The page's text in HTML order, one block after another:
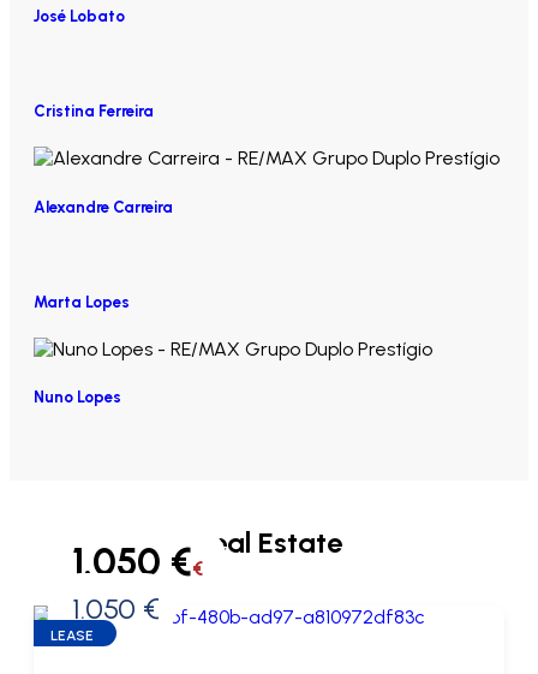
José Lobato
Cristina Ferreira
Alexandre Carreira
Marta Lopes
Nuno Lopes
Real Estate
0 €
1.050 €€
1.050 €
LEASE